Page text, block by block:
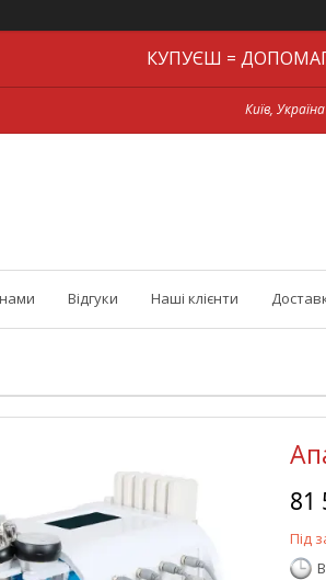
КУПУЄШ =
Київ, Україна
Відгуки Наші клієнти
81
Під